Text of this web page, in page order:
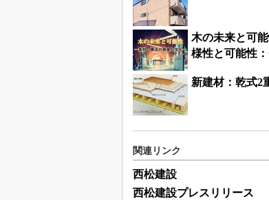
木の未来と可
様性と可能性
新建材：乾式2
関連リンク
西松建設
西松建設プレスリリース